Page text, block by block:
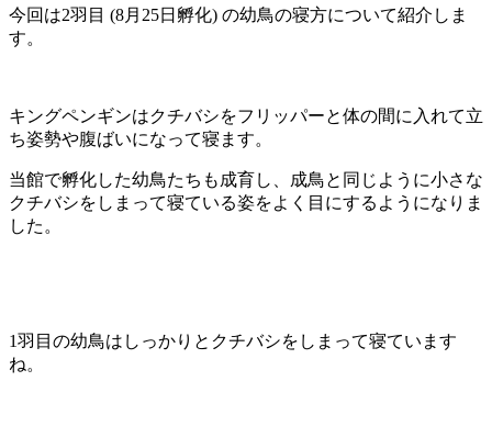
今回は2羽目 (8月25日孵化) の幼鳥の寝方について紹介しま
す。
キングペンギンはクチバシをフリッパーと体の間に入れて立
ち姿勢や腹ばいになって寝ます。
当館で孵化した幼鳥たちも成育し、成鳥と同じように小さな
クチバシをしまって寝ている姿をよく目にするようになりま
した。
1羽目の幼鳥はしっかりとクチバシをしまって寝ています
ね。